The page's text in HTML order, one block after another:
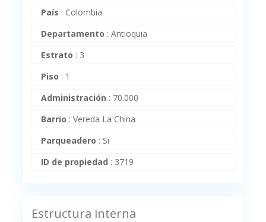
País : Colombia
Departamento :Antioquia
Estrato : 3
Piso : 1
Administración : 70.000
Barrio :Vereda La China
Parqueadero : Si
ID de propiedad : 3719
Estructura interna